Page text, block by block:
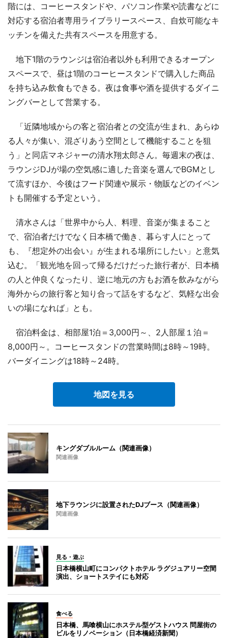
階には、コーヒースタンドや、パソコン作業や読書などに
対応する宿泊者専用ライブラリースペース、自炊可能なキ
ッチンを備えた共有スペースを用意する。
地下1階のラウンジは宿泊者以外も利用できるオープン
スペースで、昼は1階のコーヒースタンドで購入した商品
を持ち込み飲食もできる。夜は食事や酒を提供するダイニ
ングバーとして営業する。
「近隣地域からの客と宿泊者との交流が生まれ、あらゆ
る人々が集い、混ざりあう空間として機能することを狙
う」と同店マネジャーの清水翔太郎さん。毎週末の夜は、
ラウンジDJが場の空気感に適した音楽を選んでBGMとし
て流すほか、今後はフード関連や展示・物販などのイベン
トも開催する予定という。
清水さんは「世界中から人、料理、音楽が集まること
で、宿泊者だけでなく日本橋で働き、暮らす人にとって
も、『想定外の出会い』が生まれる場所にしたい」と意気
込む。「観光地を回って帰るだけだった旅行者が、日本橋
の人と仲良くなったり、逆に地元の方もお酒を飲みながら
海外からの旅行客と知り合って話をするなど、気軽な出会
いの場になれば」とも。
宿泊料金は、相部屋1泊＝3,000円～、2人部屋１泊＝
8,000円～。コーヒースタンドの営業時間は8時～19時。
バーダイニングは18時～24時。
地図を見る
キングダブルルーム（関連画像）
関連画像
地下ラウンジに設置されたDJブース（関連画像）
関連画像
見る・遊ぶ
日本橋横山町にコンパクトホテル ラグジュアリー空間
演出、ショートステイにも対応
食べる
日本橋、馬喰横山にホステル型ゲストハウス 問屋街の
ビルをリノベーション（日本橋経済新聞）